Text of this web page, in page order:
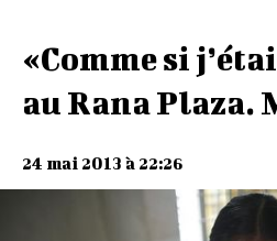
«Comme si
au Rana Plaza.
24 mai 2013 à 22:26